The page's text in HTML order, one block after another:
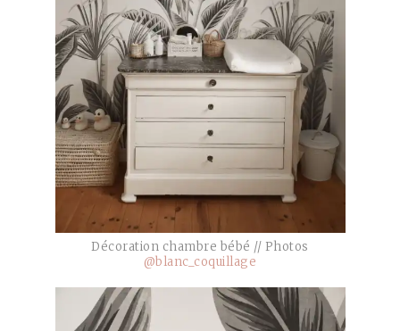
Décoration chambre bébé // Photos
@blanc_coquillage